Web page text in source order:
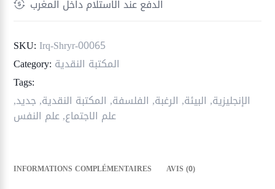
الجنس
البيئة
وانهيار
الرغبة
الدفع عند الاستلام داخل المغرب
SKU: Irq-Shryr-00065
Category: المكتبة النقدية
Tags:
الإنجليزية, البيئة, الرغبة, الفلسفة, المكتبة النقدية,جديد,
علم الاجتماع,علم النفس
INFORMATIONS COMPLÉMENTAIRES AVIS (0)